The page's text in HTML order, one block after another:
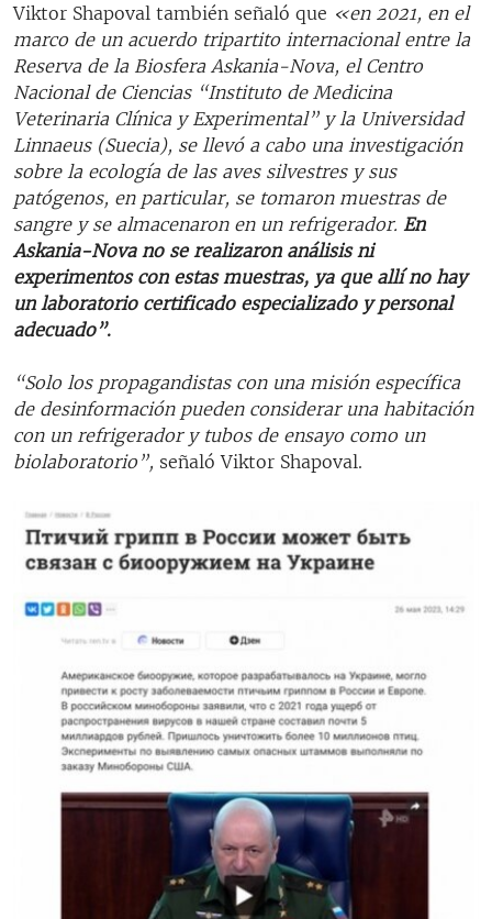
Viktor Shapoval también señaló que «en 2021, en el
marco de un acuerdo tripartito internacional entre la
Reserva de la Biosfera Askania-Nova, el Centro
Nacional de Ciencias “Instituto de Medicina
Veterinaria Clínica y Experimental” y la Universidad
Linnaeus (Suecia), se llevó a cabo una investigación
sobre la ecología de las aves silvestres y sus
patógenos, en particular, se tomaron muestras de
sangre y se almacenaron en un refrigerador. En
Askania-Nova no se realizaron análisis ni
experimentos con estas muestras, ya que allí no hay
un laboratorio certificado especializado y personal
adecuado”.
“Solo los propagandistas con una misión específica
de desinformación pueden considerar una habitación
con un refrigerador y tubos de ensayo como un
biolaboratorio”, señaló Viktor Shapoval.